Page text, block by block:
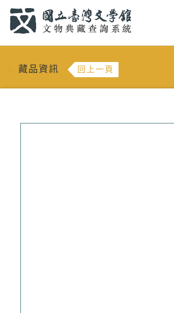
::: 藏品資訊 回上一頁